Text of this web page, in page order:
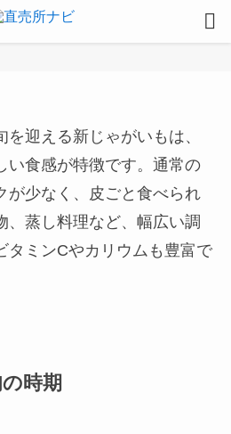
迎える新じゃがいもは、
い食感が特徴です。通常の
が少なく、皮ごと食べられ
、蒸し料理など、幅広い調
タミンCやカリウムも豊富で
時期